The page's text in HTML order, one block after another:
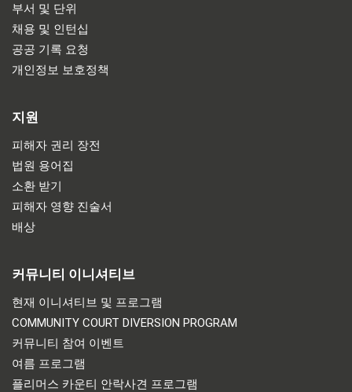
부서 및 단위
채용 및 인턴십
공공 기록 요청
개인정보 보호정책
지원
피해자 권리 장전
법원 용어집
소환 받기
피해자 영향 진술서
배상
커뮤니티 이니셔티브
현재 이니셔티브 및 프로그램
COMMUNITY COURT DIVERSION PROGRAM
커뮤니티 참여 이벤트
여름 프로그램
플리머스 카운티 안락사견 프로그램